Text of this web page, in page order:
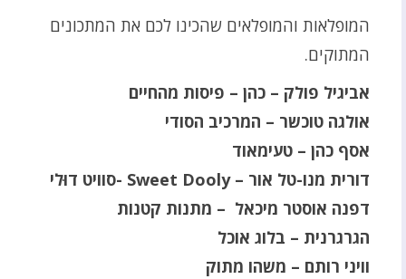
המופלאות והמופלאים שהכינו לכם את המתכונים
המתוקים.
אביגיל פולק – כהן – פיסות מהחיים
אולגה טוכשר – המרכיב הסודי
אסף כהן – טעימאוד
דורית מנו-טל אור – Sweet Dooly -סוויט דוּלי
דפנה אוסטר מיכאל – מתנות קטנות
הגרגרנית – בלוג אוכל
וויני רותם – משהו מתוק